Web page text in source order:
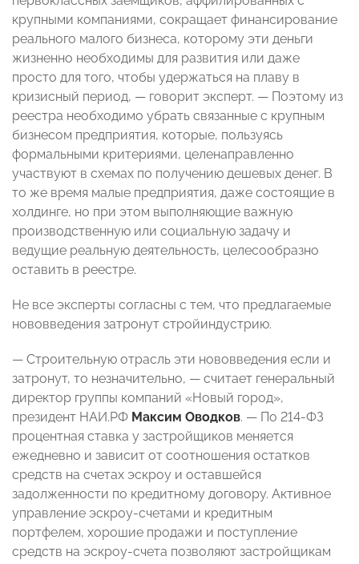
крупными компаниями, сокращает финансирование
реального малого бизнеса, которому эти деньги
жизненно необходимы для развития или даже
просто для того, чтобы удержаться на плаву в
кризисный период, — говорит эксперт. — Поэтому из
реестра необходимо убрать связанные с крупным
бизнесом предприятия, которые, пользуясь
формальными критериями, целенаправленно
участвуют в схемах по получению дешевых денег. В
то же время малые предприятия, даже состоящие в
холдинге, но при этом выполняющие важную
производственную или социальную задачу и
ведущие реальную деятельность, целесообразно
оставить в реестре.
Не все эксперты согласны с тем, что предлагаемые
нововведения затронут стройиндустрию.
— Строительную отрасль эти нововведения если и
затронут, то незначительно, — считает генеральный
директор группы компаний «Новый город»,
президент НАИ.РФ Максим Оводков. — По 214-ФЗ
процентная ставка у застройщиков меняется
ежедневно и зависит от соотношения остатков
средств на счетах эскроу и оставшейся
задолженности по кредитному договору. Активное
управление эскроу-счетами и кредитным
портфелем, хорошие продажи и поступление
средств на эскроу-счета позволяют застройщикам